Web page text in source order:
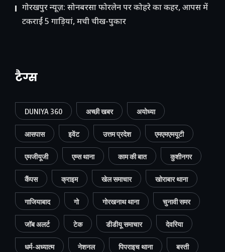
गोरखपुर न्यूज़: सोनबरसा फोरलेन पर कोहरे का कहर, आपस में
टकराईं 5 गाड़ियां, मची चीख-पुकार
टैग्स
DUNIYA 360 अच्छी खबर अयोध्या
आसपास इवेंट उत्तम प्रदेश एमएमएमयूटी
एमजीयूजी एम्स थाना काम की बात कुशीनगर
कैंपस क्राइम खेल समाचार खोराबार थाना
गाजियाबाद गो गोरखनाथ थाना चुनावी समर
जॉब अलर्ट टेक डीडीयू समाचार देवरिया
धर्म-अध्यात्म नेशनल पिपराइच थाना बस्ती